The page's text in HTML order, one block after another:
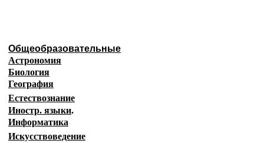
Общеобразовательные
Астрономия
Биология
География
Естествознание
Иностр. языки.
Информатика
Искусствоведение